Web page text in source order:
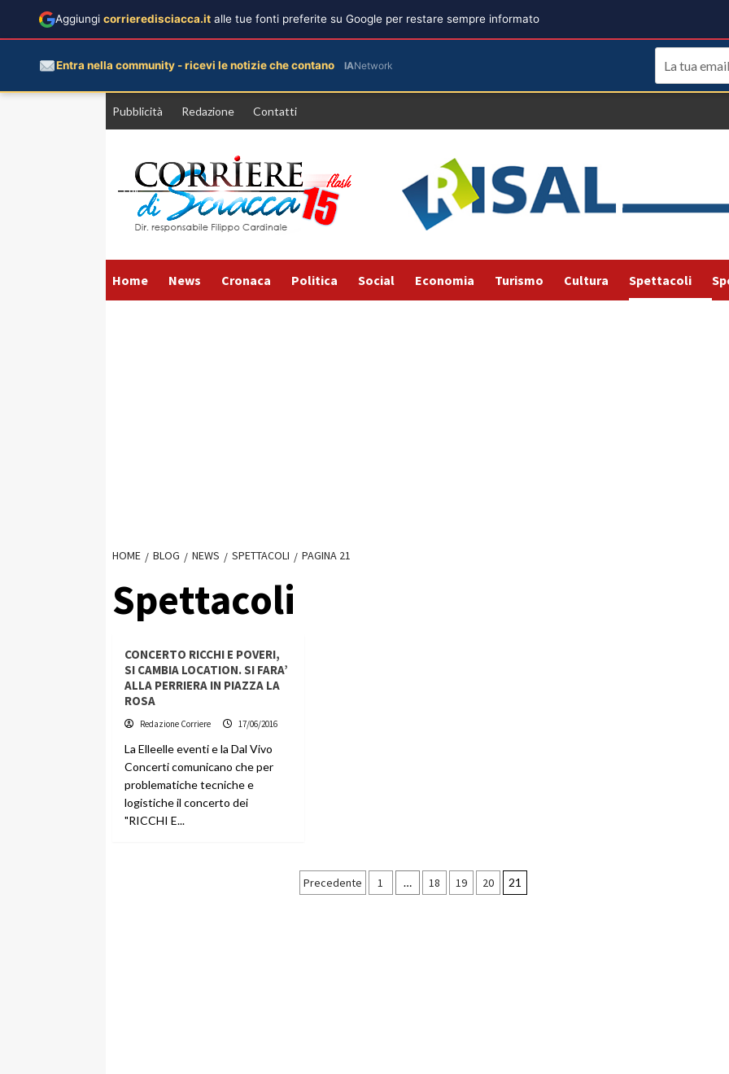
Pubblicità Redazione Contatti
Home News Cronaca Politica Social Economia Turismo Cultura Spettacoli
HOME BLOG NEWS SPETTACOLI PAGINA 21
Spettacoli
CONCERTO RICCHI E POVERI,
SI CAMBIA LOCATION. SI FARA’
ALLA PERRIERA IN PIAZZA LA
ROSA
Redazione Corriere 17/06/2016
La Elleelle eventi e la Dal Vivo
Concerti comunicano che per
problematiche tecniche e
logistiche il concerto dei
"RICCHI E...
Paginazione
Precedente 1 … 18 19 20 21
Aggiungi corrieredisciacca.it alle tue fonti preferite su Google per restare sempre informato
Entra nella community - ricevi le notizie che contano IANetwork